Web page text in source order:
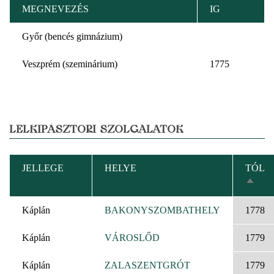
MEGNEVEZÉS IG
Győr (bencés gimnázium)
Veszprém (szeminárium) 1775
LELKIPÁSZTORI SZOLGÁLATOK
JELLEGE HELYE
TÓL
Káplán
BAKONYSZOMBATHELY 1778
Káplán VÁROSLŐD 1779
Káplán ZALASZENTGRÓT 1779